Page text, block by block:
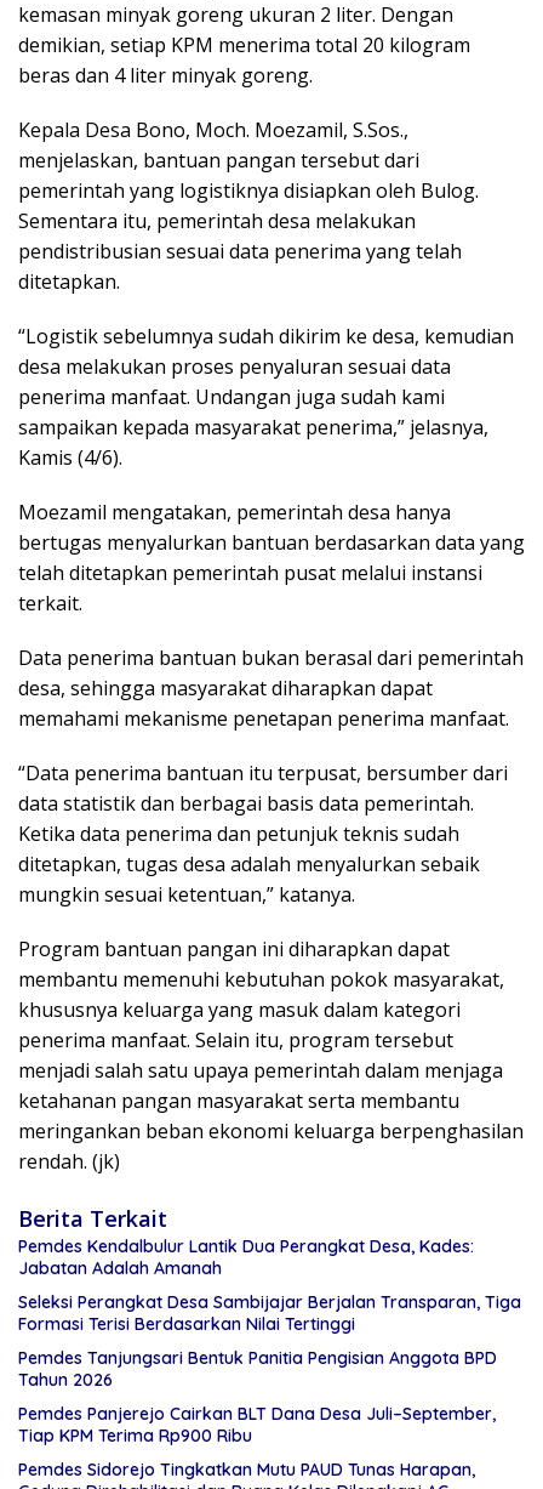
kemasan minyak goreng ukuran 2 liter. Dengan
demikian, setiap KPM menerima total 20 kilogram
beras dan 4 liter minyak goreng.
Kepala Desa Bono, Moch. Moezamil, S.Sos.,
menjelaskan, bantuan pangan tersebut dari
pemerintah yang logistiknya disiapkan oleh Bulog.
Sementara itu, pemerintah desa melakukan
pendistribusian sesuai data penerima yang telah
ditetapkan.
“Logistik sebelumnya sudah dikirim ke desa, kemudian
desa melakukan proses penyaluran sesuai data
penerima manfaat. Undangan juga sudah kami
sampaikan kepada masyarakat penerima,” jelasnya,
Kamis (4/6).
Moezamil mengatakan, pemerintah desa hanya
bertugas menyalurkan bantuan berdasarkan data yang
telah ditetapkan pemerintah pusat melalui instansi
terkait.
Data penerima bantuan bukan berasal dari pemerintah
desa, sehingga masyarakat diharapkan dapat
memahami mekanisme penetapan penerima manfaat.
“Data penerima bantuan itu terpusat, bersumber dari
data statistik dan berbagai basis data pemerintah.
Ketika data penerima dan petunjuk teknis sudah
ditetapkan, tugas desa adalah menyalurkan sebaik
mungkin sesuai ketentuan,” katanya.
Program bantuan pangan ini diharapkan dapat
membantu memenuhi kebutuhan pokok masyarakat,
khususnya keluarga yang masuk dalam kategori
penerima manfaat. Selain itu, program tersebut
menjadi salah satu upaya pemerintah dalam menjaga
ketahanan pangan masyarakat serta membantu
meringankan beban ekonomi keluarga berpenghasilan
rendah. (jk)
Berita Terkait
Pemdes Kendalbulur Lantik Dua Perangkat Desa, Kades:
Jabatan Adalah Amanah
Seleksi Perangkat Desa Sambijajar Berjalan Transparan, Tiga
Formasi Terisi Berdasarkan Nilai Tertinggi
Pemdes Tanjungsari Bentuk Panitia Pengisian Anggota BPD
Tahun 2026
Pemdes Panjerejo Cairkan BLT Dana Desa Juli–September,
Tiap KPM Terima Rp900 Ribu
Pemdes Sidorejo Tingkatkan Mutu PAUD Tunas Harapan,